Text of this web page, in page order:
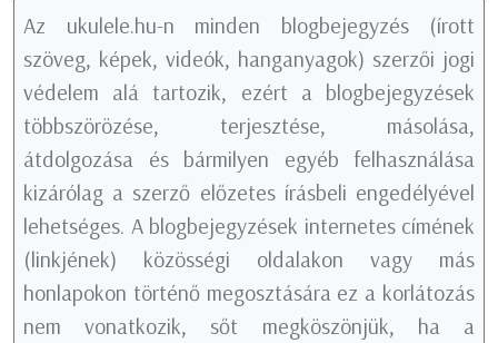
Az ukulele.hu-n minden blogbejegyzés (írott
szöveg, képek, videók, hanganyagok) szerzői jogi
védelem alá tartozik, ezért a blogbejegyzések
többszörözése, terjesztése, másolása,
átdolgozása és bármilyen egyéb felhasználása
kizárólag a szerző előzetes írásbeli engedélyével
lehetséges. A blogbejegyzések internetes címének
(linkjének) közösségi oldalakon vagy más
honlapokon történő megosztására ez a korlátozás
nem vonatkozik, sőt megköszönjük, ha a